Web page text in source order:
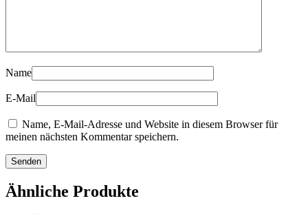
Name
E-Mail
Name, E-Mail-Adresse und Website in diesem Browser für
meinen nächsten Kommentar speichern.
Ähnliche Produkte